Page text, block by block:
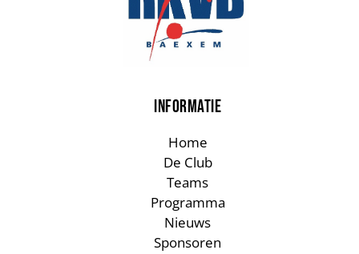
INFORMATIE
Home
De Club
Teams
Programma
Nieuws
Sponsoren